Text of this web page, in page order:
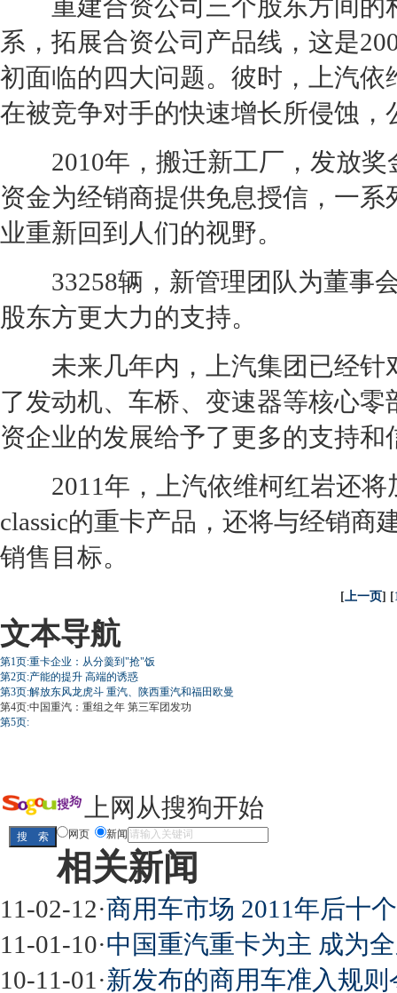
重建合资公司三个股东方间的
系，拓展合资公司产品线，这是
初面临的四大问题。彼时，上汽依
在被竞争对手的快速增长所侵蚀，
2010年，搬迁新工厂，发放奖
资金为经销商提供免息授信，一系
业重新回到人们的视野。
33258辆，新管理团队为董事会
股东方更大力的支持。
未来几年内，上汽集团已经针
了发动机、车桥、变速器等核心
资企业的发展给予了更多的支持和
2011年，上汽依维柯红岩还将
classic的重卡产品，还将与经销商
销售目标。
[上一页] [
文本导航
第1页:重卡企业：从分羹到"抢"饭
第2页:产能的提升 高端的诱惑
第3页:解放东风龙虎斗 重汽、陕西重汽和福田欧曼
第4页:中国重汽：重组之年 第三军团发功
第5页:
上网从搜狗开始
网页 新闻
相关新闻
11-02-12·商用车市场 2011年后十
11-01-10·中国重汽重卡为主 成为
10-11-01 ·新发布的商用车准入规